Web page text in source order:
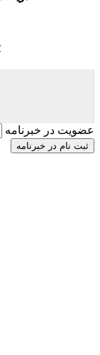
عضویت در خبرنامه